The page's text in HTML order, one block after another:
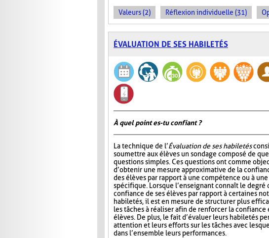
Valeurs (2) Réflexion individuelle (31)
ÉVALUATION DE SES HABILETÉS
À quel point es-tu confiant ?
La technique de l’Évaluation de ses habiletés
soumettre aux élèves un sondage composé de
questions simples. Ces questions ont comme
d’obtenir une mesure approximative de la
des élèves par rapport à une compétence ou à
spécifique. Lorsque l’enseignant connaît le degré
confiance de ses élèves par rapport à certaines
habiletés, il est en mesure de structurer plus
les tâches à réaliser afin de renforcer la
élèves. De plus, le fait d’évaluer leurs habiletés
attention et leurs efforts sur les tâches avec
dans l’ensemble leurs performances.